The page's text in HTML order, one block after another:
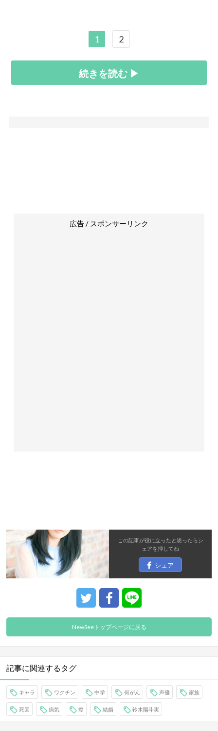
1 2
続きを読む ▶
広告 / スポンサーリンク
この記事が役に立ったと思ったらシ
ェアを押してね
シェア
NewSeeトップページに戻る
記事に関連するタグ
キャラ ワクチン 中学 何がん 声優 家族
死因 病気 癌 結婚 鈴木陽斗実